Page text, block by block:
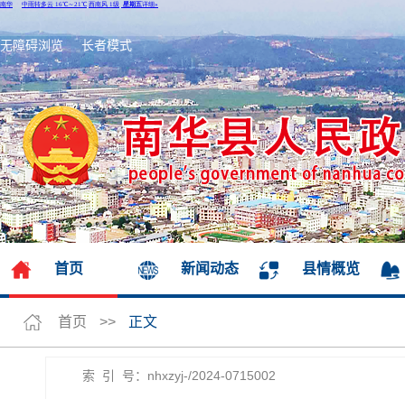
无障碍浏览 长者模式
首页 新闻动态 县情概览
首页 >> 正文
索 引 号：nhxzyj-/2024-0715002